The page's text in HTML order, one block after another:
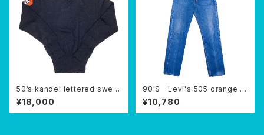
50’s kandel lettered sweat
er
¥18,000
90'S Levi's 505 orange ta
b USA
¥10,780